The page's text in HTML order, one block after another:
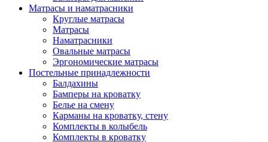
Матрасы и наматрасники
Круглые матрасы
Матрасы
Наматрасники
Овальные матрасы
Эргономические матрасы
Постельные принадлежности
Балдахины
Бамперы на кроватку
Белье на смену
Карманы на кроватку, стену
Комплекты в колыбель
Комплекты в кроватку